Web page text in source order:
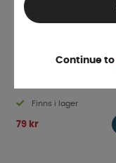
Finns i lager
79 kr
Continue to